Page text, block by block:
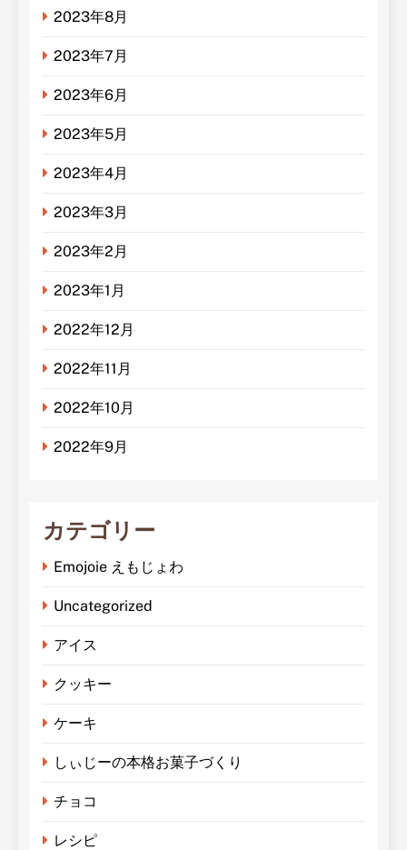
2023年8月
2023年7月
2023年6月
2023年5月
2023年4月
2023年3月
2023年2月
2023年1月
2022年12月
2022年11月
2022年10月
2022年9月
カテゴリー
Emojoie えもじょわ
Uncategorized
アイス
クッキー
ケーキ
しぃじーの本格お菓子づくり
チョコ
レシピ